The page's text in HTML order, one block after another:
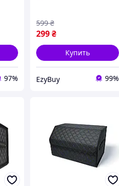
97%
299 ₴
599 ₴
Купить
EzyBuy 99%